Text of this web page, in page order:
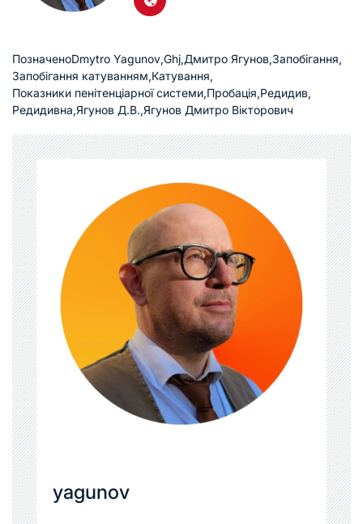
ПозначеноDmytro Yagunov,Ghj,Дмитро Ягунов,Запобігання,
Запобігання катуванням,Катування,
Показники пенітенціарної системи,Пробація,Редидив,
Редидивна,Ягунов Д.В.,Ягунов Дмитро Вікторович
yagunov